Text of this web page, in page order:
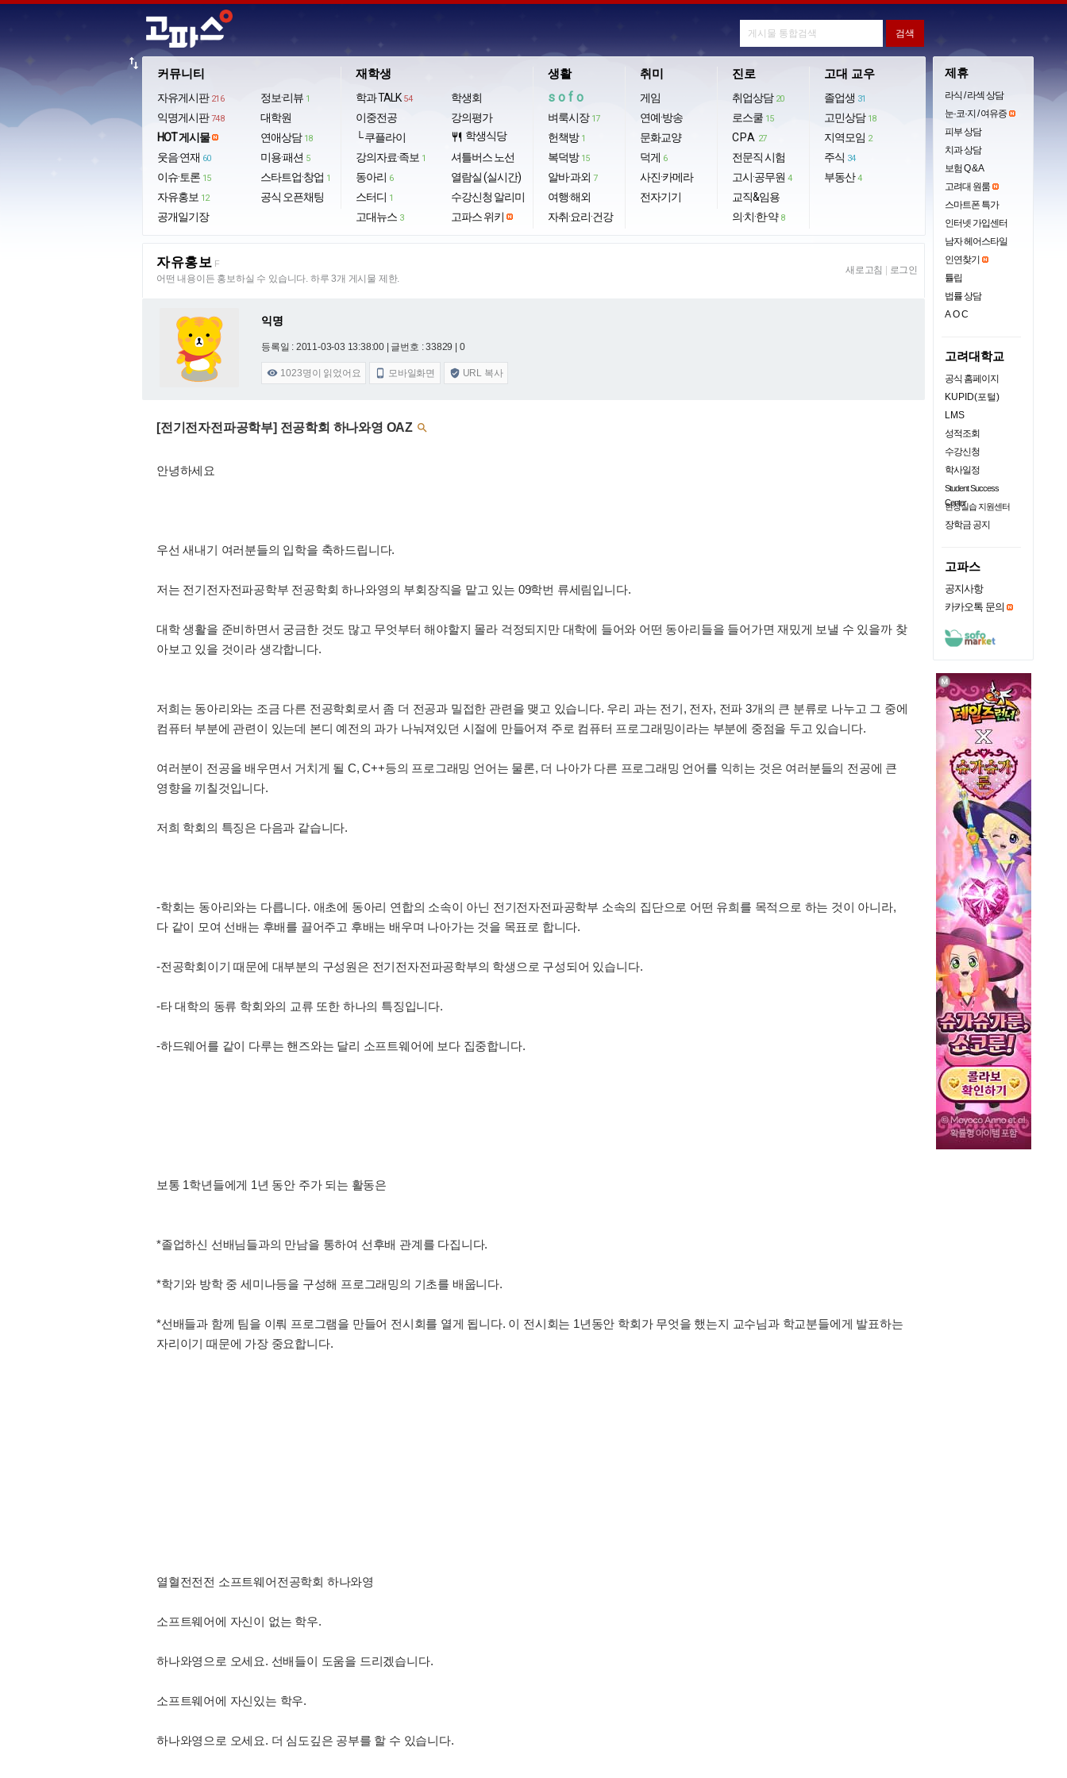
커뮤니티
자유게시판 216
익명게시판 748
HOT 게시물
웃음·연재 60
이슈·토론 15
자유홍보 12
공개일기장
정보·리뷰 1
대학원
연애상담 18
미용·패션 5
스타트업·창업 1
공식 오픈채팅
재학생
학과 TALK 54
이중전공
└ 쿠플라이
강의자료·족보 1
동아리 6
스터디 1
고대뉴스 3
학생회
강의평가
restaurant 학생식당
셔틀버스 노선
열람실 (실시간)
수강신청 알리미
고파스 위키
생활
sofo
벼룩시장 17
헌책방 1
복덕방 15
알바·과외 7
여행·해외
자취·요리·건강
취미
게임
연예·방송
문화교양
덕게 6
사진·카메라
전자기기
진로
취업상담 20
로스쿨 15
CPA 27
전문직 시험
고시·공무원 4
교직&임용
의·치·한·약 8
고대 교우
졸업생 31
고민상담 18
지역모임 2
주식 34
부동산 4
import_export
자유홍보 F
어떤 내용이든 홍보하실 수 있습니다. 하루 3개 게시물 제한.
새로고침 로그인
익명
등록일 : 2011-03-03 13:38:00 | 글번호 : 33829 | 0
 1023명이 읽었어요  모바일화면  URL 복사
[전기전자전파공학부] 전공학회 하나와영 OAZ 
안녕하세요
우선 새내기 여러분들의 입학을 축하드립니다.
저는 전기전자전파공학부 전공학회 하나와영의 부회장직을 맡고 있는 09학번 류세림입니다.
대학 생활을 준비하면서 궁금한 것도 많고 무엇부터 해야할지 몰라 걱정되지만 대학에 들어와 어떤 동아리들을 들어가면 재밌게 보낼 수 있을까 찾
아보고 있을 것이라 생각합니다.
저희는 동아리와는 조금 다른 전공학회로서 좀 더 전공과 밀접한 관련을 맺고 있습니다. 우리 과는 전기, 전자, 전파 3개의 큰 분류로 나누고 그 중에
컴퓨터 부분에 관련이 있는데 본디 예전의 과가 나눠져있던 시절에 만들어져 주로 컴퓨터 프로그래밍이라는 부분에 중점을 두고 있습니다.
여러분이 전공을 배우면서 거치게 될 C, C++등의 프로그래밍 언어는 물론, 더 나아가 다른 프로그래밍 언어를 익히는 것은 여러분들의 전공에 큰
영향을 끼칠것입니다.
저희 학회의 특징은 다음과 같습니다.
-학회는 동아리와는 다릅니다. 애초에 동아리 연합의 소속이 아닌 전기전자전파공학부 소속의 집단으로 어떤 유희를 목적으로 하는 것이 아니라,
다 같이 모여 선배는 후배를 끌어주고 후배는 배우며 나아가는 것을 목표로 합니다.
-전공학회이기 때문에 대부분의 구성원은 전기전자전파공학부의 학생으로 구성되어 있습니다.
-타 대학의 동류 학회와의 교류 또한 하나의 특징입니다.
-하드웨어를 같이 다루는 핸즈와는 달리 소프트웨어에 보다 집중합니다.
보통 1학년들에게 1년 동안 주가 되는 활동은
*졸업하신 선배님들과의 만남을 통하여 선후배 관계를 다집니다.
*학기와 방학 중 세미나등을 구성해 프로그래밍의 기초를 배웁니다.
*선배들과 함께 팀을 이뤄 프로그램을 만들어 전시회를 열게 됩니다. 이 전시회는 1년동안 학회가 무엇을 했는지 교수님과 학교분들에게 발표하는
자리이기 때문에 가장 중요합니다.
열혈전전전 소프트웨어전공학회 하나와영
소프트웨어에 자신이 없는 학우.
하나와영으로 오세요. 선배들이 도움을 드리겠습니다.
소프트웨어에 자신있는 학우.
하나와영으로 오세요. 더 심도깊은 공부를 할 수 있습니다.
제휴
라식 / 라섹 상담
눈·코·지 / 여유증
피부 상담
치과 상담
보험 Q & A
고려대 원룸
스마트폰 특가
인터넷 가입센터
남자 헤어스타일
인연찾기
튤립
법률 상담
AOC
고려대학교
공식 홈페이지
KUPID(포털)
LMS
성적조회
수강신청
학사일정
Student Success
Center
현장실습 지원센터
장학금 공지
고파스
공지사항
카카오톡 문의